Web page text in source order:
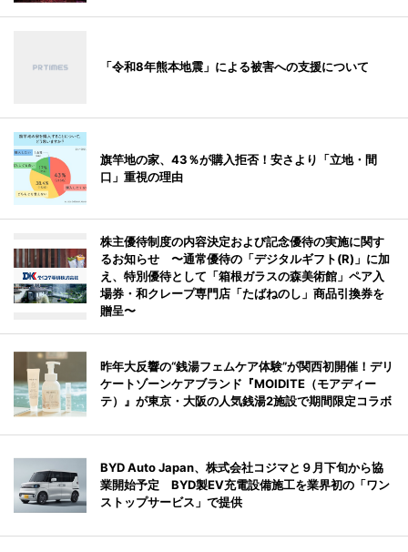
「令和8年熊本地震」による被害への支援について
旗竿地の家、43％が購入拒否！安さより「立地・間
口」重視の理由
株主優待制度の内容決定および記念優待の実施に関す
るお知らせ 〜通常優待の「デジタルギフト(R)」に加
え、特別優待として「箱根ガラスの森美術館」ペア入
場券・和クレープ専門店「たばねのし」商品引換券を
贈呈〜
昨年大反響の“銭湯フェムケア体験”が関西初開催！デリ
ケートゾーンケアブランド『MOIDITE（モアディー
テ）』が東京・大阪の人気銭湯2施設で期間限定コラボ
BYD Auto Japan、株式会社コジマと９月下旬から協
業開始予定 BYD製EV充電設備施工を業界初の「ワン
ストップサービス」で提供